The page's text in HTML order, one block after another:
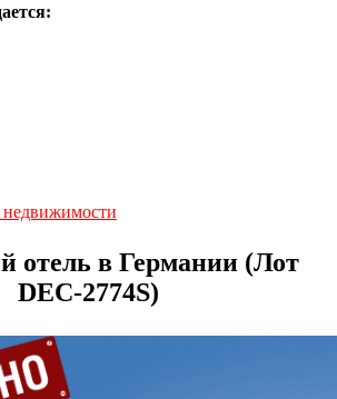
в Германии (Лот
DEС-2774S)